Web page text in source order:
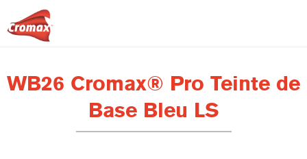
WB26 Cromax® Pro Teinte de
Base Bleu LS